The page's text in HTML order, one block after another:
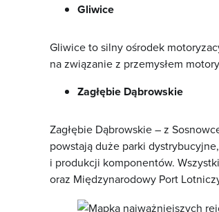
Gliwice
Gliwiceto silny ośrodek
na związanie z przemysłem
Zagłębie Dąbrowskie
Zagłębie Dąbrowskie – z
powstają duże parki
i produkcji komponentów.
oraz Międzynarodowy Port